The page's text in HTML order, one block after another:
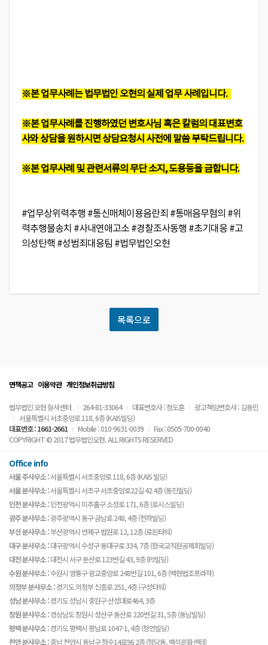
※본 업무사례는 법무법인 오현의 실제 업무 사례입니다.
※본 업무사례를 진행하였던 변호사님 혹은 칼럼의 대표변호
사와 상담을 원하시면 상담요청시 사전에 말씀 부탁드립니다.
※본 업무사례 및 관련서류의 무단 소지, 도용등을 금합니다.
#업무상위력추행 #통신매체이용음란죄 #통매음무혐의 #위
력추행불송치 #사내연애고소 #경찰조사동행 #초기대응 #고
의성탄핵 #성범죄대응팀 #법무법인오현
목록으로
면책공고 이용약관 개인정보취급방침
법무법인 오현 형사센터 264-81-33064 대표변호사 : 정도훈
광고책임변호사 : 김동민
서울특별시 서초중앙로 118, 6층 (KAIS빌딩)
대표번호 : 1661-2661
Mobile : 010-9631-0039
Fax : 0505-700-0040
COPYRIGHT © 2017 법무법인오현. ALL RIGHTS RESERVED
Office info
서울 주사무소 :서울특별시 서초중앙로 118, 6층 (KAIS 빌딩)
서울 분사무소 :서울특별시 서초구 서초중앙로22길 42 4층 (동진빌딩)
인천 분사무소 :인천광역시 미추홀구 소성로 171, 6층 (로시스빌딩)
광주 분사무소 :광주광역시 동구 금남로 248, 4층 (천하빌딩)
부산 분사무소 :부산광역시 연제구 법원로 12, 12층 (로윈타워)
대구 분사무소 :대구광역시 수성구 동대구로 334, 7층 (한국교직원공제회빌딩)
대전 분사무소 :대전시 서구 둔산로 123번길 43, 9층 (PJ빌딩)
수원 분사무소 :수원시 영통구 광교중앙로 248번길 101, 6층 (백현법조프라자)
의정부 분사무소 :경기도 의정부 신흥로 251, 4층 (구성타워)
성남 분사무소 :경기도 성남시 중원구 산성대로464, 3층
창원 분사무소 :경상남도 창원시 성산구 동산로 220번길 31, 5층 (동남빌딩)
평택 분사무소 :경기도 평택시 평남로 1047-1, 4층 (청언빌딩)
천안 분사무소 :충남 천안시 동남구 청수14로96 2층 (청당동, 백석문화센터)